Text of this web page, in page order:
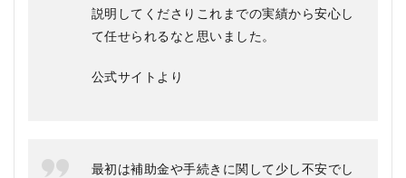
説明してくださりこれまでの実績から安心し
て任せられるなと思いました。
公式サイトより
最初は補助金や手続きに関して少し不安でし